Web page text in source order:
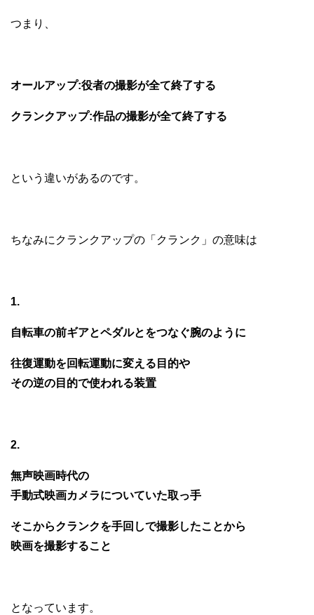
つまり、
オールアップ:役者の撮影が全て終了する
クランクアップ:作品の撮影が全て終了する
という違いがあるのです。
ちなみにクランクアップの「クランク」の意味は
1.
自転車の前ギアとペダルとをつなぐ腕のように
往復運動を回転運動に変える目的や
その逆の目的で使われる装置
2.
無声映画時代の
手動式映画カメラについていた取っ手
そこからクランクを手回しで撮影したことから
映画を撮影すること
となっています。